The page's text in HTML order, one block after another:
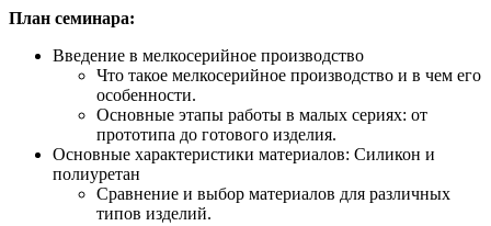
План семинара:
Введение в мелкосерийное производство
Что такое мелкосерийное производство и в чем его
особенности.
Основные этапы работы в малых сериях: от
прототипа до готового изделия.
Основные характеристики материалов: Силикон и
полиуретан
Сравнение и выбор материалов для различных
типов изделий.